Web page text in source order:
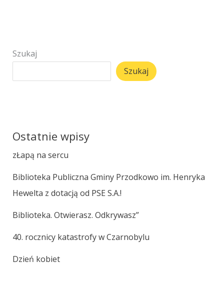
Szukaj
Szukaj
Ostatnie wpisy
zŁapą na sercu
Biblioteka Publiczna Gminy Przodkowo im. Henryka
Hewelta z dotacją od PSE S.A.!
Biblioteka. Otwierasz. Odkrywasz”
40. rocznicy katastrofy w Czarnobylu
Dzień kobiet